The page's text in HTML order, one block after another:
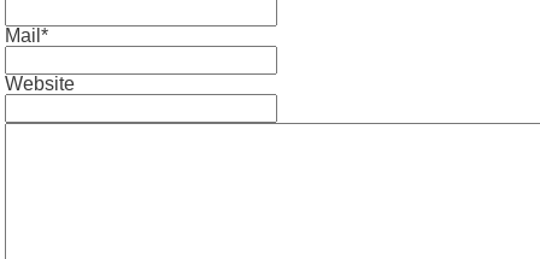
Mail*
Website